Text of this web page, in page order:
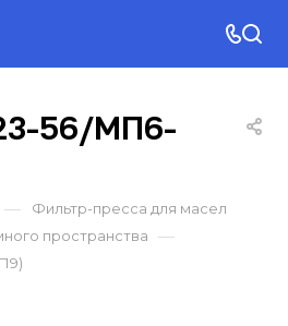
56/МП6-
— Фильтр-пресса для масел
пространства —